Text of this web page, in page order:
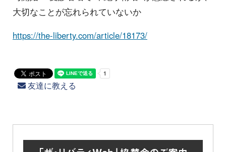
大切なことが忘れられていないか
https://the-liberty.com/article/18173/
友達に教える